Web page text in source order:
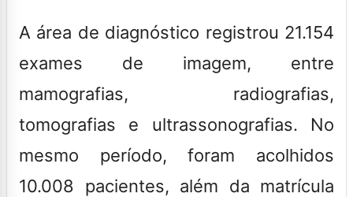
A área de diagnóstico registrou 21.154
exames de imagem, entre
mamografias, radiografias,
tomografias e ultrassonografias. No
mesmo período, foram acolhidos
10.008 pacientes, além da matrícula